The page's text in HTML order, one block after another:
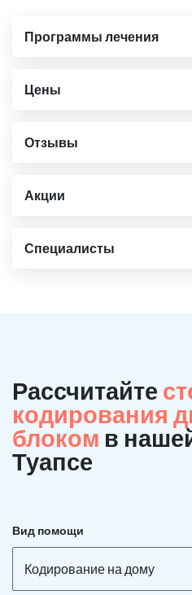
Программы лечения
Цены
Отзывы
Акции
Специалисты
Рассчитайте
кодирования
блоком в
Туапсе
Вид помощи
Кодирование на дому